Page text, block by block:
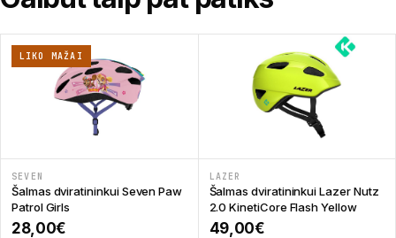
LIKO MAŽAI
SEVEN
Šalmas dviratininkui Seven Paw
Patrol Girls
28,00€
LAZER
Šalmas dviratininkui Lazer Nutz
2.0 KinetiCore Flash Yellow
49,00€